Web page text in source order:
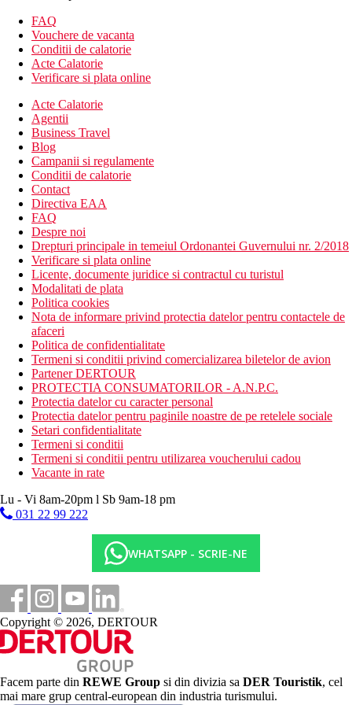
apusului
Vila Laguna (Apa): 60m2, acces direct la mare
Suita Lagoon: 70m2, acces direct la mare, partea apusului
Suita Lagoon cu piscina: 100m2, acces direct la mare,
Vila de familie pe plaja: 100m2, 2 dormitoare
Descrierea hotelului
receptie
3 restaurante
bar
SPA
piscina
magazin de suveniruri
fitness
teren de tenis
club pentru copii
Descrierea plajei
Plaja cu nisip alb, fin
Activitati sportive gratuite
fitness
Activitati sportive contra cost
sporturi nautice motorizate si nemotorizate
scufundari
tenis
padel
Mese
All Inclusive
Micul dejun, pranzul si cina in restaurantul principal tip
bufet - The Market
Gustare usoara intre orele 16:30 - 18:00
Apa imbuteliata
Minibar (bauturi racoritoare si apa) - completat o data pe
1 pranz la restaurantul Chiringuito - show cooking -
bucatarul-sef va pregati o reteta tipica de paella spaniola
cu peste local si orez
Consum nelimitat de bauturi alcoolice si nealcoolice locale
(bere, espresso, prosecco, vin, Gin, Vodka, Whisky,
Brandy, Tequila, Rom, Arrack si Martini)
Cocktail-uri si mocktail-uri alese
Bauturile sunt servite intre orele 10:00 - 00:00
FAQ
Vouchere de vacanta
Conditii de calatorie
Acte Calatorie
Verificare si plata online
Acte Calatorie
Agentii
Business Travel
Blog
Campanii si regulamente
Conditii de calatorie
Contact
Directiva EAA
FAQ
Despre noi
Drepturi principale in temeiul Ordonantei Guvernului nr. 2/2018
Verificare si plata online
Licente, documente juridice si contractul cu turistul
Modalitati de plata
Politica cookies
Nota de informare privind protectia datelor pentru contactele de
afaceri
Politica de confidentialitate
Termeni si conditii privind comercializarea biletelor de avion
Partener DERTOUR
PROTECTIA CONSUMATORILOR - A.N.P.C.
Protectia datelor cu caracter personal
Protectia datelor pentru paginile noastre de pe retelele sociale
Setari confidentialitate
Termeni si conditii
Termeni si conditii pentru utilizarea voucherului cadou
Vacante in rate
Lu - Vi 8am-20pm l Sb 9am-18 pm
031 22 99 222
WHATSAPP - SCRIE-NE
Copyright © 2026, DERTOUR
Facem parte din REWE Group si din divizia sa DER Touristik, cel
mai mare grup central-european din industria turismului.